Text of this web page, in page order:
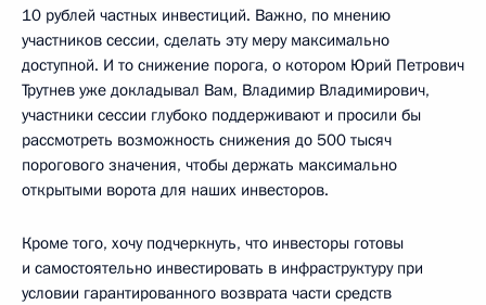
10 рублей частных инвестиций. Важно, по мнению
участников сессии, сделать эту меру максимально
доступной. И то снижение порога, о котором Юрий Петрович
Трутнев уже докладывал Вам, Владимир Владимирович,
участники сессии глубоко поддерживают и просили бы
рассмотреть возможность снижения до 500 тысяч
порогового значения, чтобы держать максимально
открытыми ворота для наших инвесторов.
Кроме того, хочу подчеркнуть, что инвесторы готовы
и самостоятельно инвестировать в инфраструктуру при
условии гарантированного возврата части средств